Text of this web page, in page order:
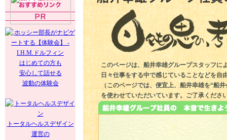
はじめての方も
安心して話せる
波動の体験会
トータルヘルスデザイン
運営の
このページは、船井幸雄グループスタッフに
日々仕事をする中で感じていることなどを自
（このページでは、便宜上、船井幸雄を“船
を使わせていただいています。ご了承くださ